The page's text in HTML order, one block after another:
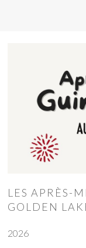
LES APRÈS-
GOLDEN
2026